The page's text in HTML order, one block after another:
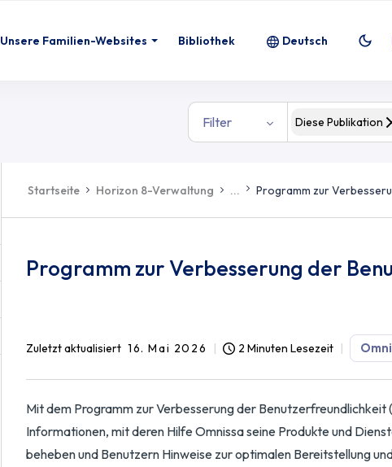
Unsere Familien-Websites Bibliothek Deutsch
Filter Diese Publikation
Startseite Horizon 8-Verwaltung ... Programm zur
Programm zur Verbesserung der
Zuletzt aktualisiert 16. Mai 2026 2 Minuten Lesezeit
Mit dem Programm zur Verbesserung der Benutzerfreundlichkeit
Informationen, mit deren Hilfe Omnissa seine Produkte und
beheben und Benutzern Hinweise zur optimalen Bereitstellung